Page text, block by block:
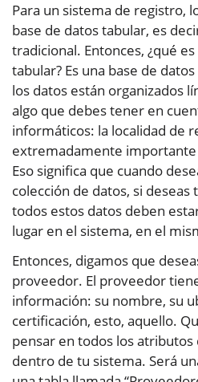
Para un sistema de registro,
base de datos tabular, es
tradicional. Entonces, ¿qué
tabular? Es una base de
los datos están organizados
algo que debes tener en
informáticos: la localidad de
extremadamente
Eso significa que cuando
colección de datos, si
todos estos datos deben
lugar en el sistema, en el
Entonces, digamos que
proveedor. El proveedor
información: su nombre, su
certificación, esto, aquello.
pensar en todos los
dentro de tu sistema. Será